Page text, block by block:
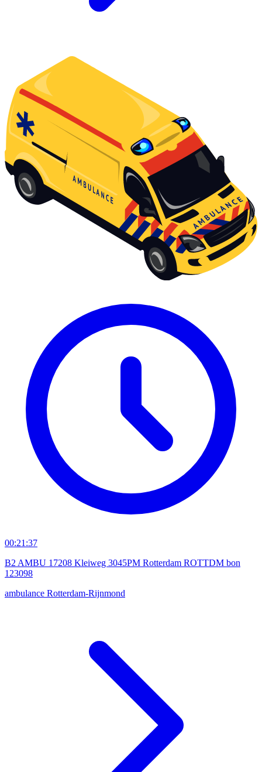
00:21:37
B2 AMBU 17208 Kleiweg 3045PM Rotterdam ROTTDM bon
123098
ambulance Rotterdam-Rijnmond